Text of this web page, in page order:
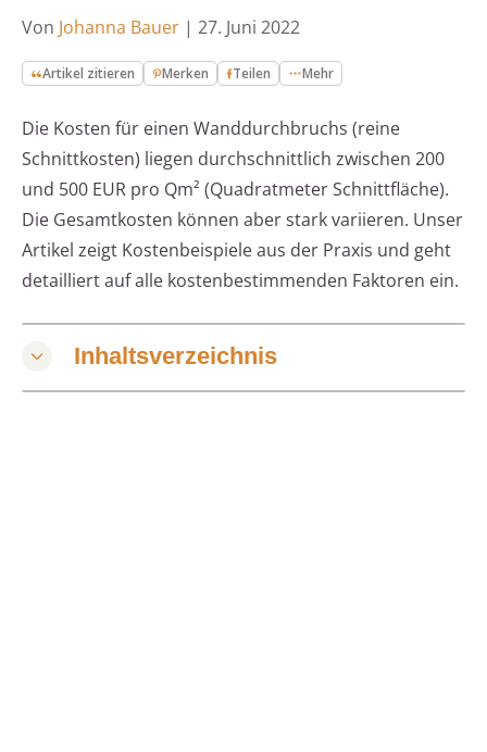
Von Johanna Bauer | 27. Juni 2022
Artikel zitieren Merken Teilen Mehr
Die Kosten für einen Wanddurchbruchs (reine
Schnittkosten) liegen durchschnittlich zwischen 200
und 500 EUR pro Qm² (Quadratmeter Schnittfläche).
Die Gesamtkosten können aber stark variieren. Unser
Artikel zeigt Kostenbeispiele aus der Praxis und geht
detailliert auf alle kostenbestimmenden Faktoren ein.
Inhaltsverzeichnis